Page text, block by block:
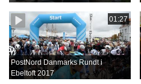
01:27
PostNord Danmarks Rundt i
Ebeltoft 2017